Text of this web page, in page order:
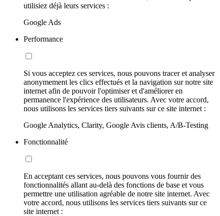
utilisiez déjà leurs services :
Google Ads
Performance
Si vous acceptez ces services, nous pouvons tracer et analyser
anonymement les clics effectués et la navigation sur notre site
internet afin de pouvoir l'optimiser et d'améliorer en
permanence l'expérience des utilisateurs. Avec votre accord,
nous utilisons les services tiers suivants sur ce site internet :
Google Analytics, Clarity, Google Avis clients, A/B-Testing
Fonctionnalité
En acceptant ces services, nous pouvons vous fournir des
fonctionnalités allant au-delà des fonctions de base et vous
permettre une utilisation agréable de notre site internet. Avec
votre accord, nous utilisons les services tiers suivants sur ce
site internet :